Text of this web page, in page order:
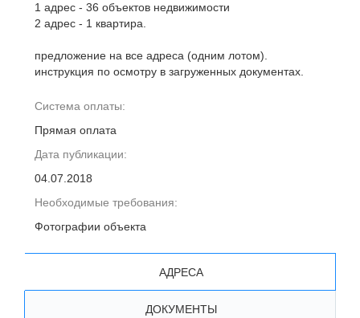
1 адрес - 36 объектов недвижимости
2 адрес - 1 квартира.
предложение на все адреса (одним лотом).
инструкция по осмотру в загруженных документах.
Система оплаты:
Прямая оплата
Дата публикации:
04.07.2018
Необходимые требования:
Фотографии объекта
АДРЕСА
ДОКУМЕНТЫ